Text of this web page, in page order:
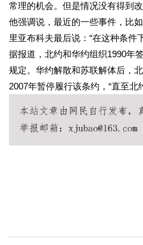
常理的机会。但是情况没有得到
他强调说，最近的一些事件，比
里亚布科夫最后说：“在这种条件
据报道，北约和华约组织1990年
规定。华约解散和苏联解体后，
2007年暂停履行该条约，“直至